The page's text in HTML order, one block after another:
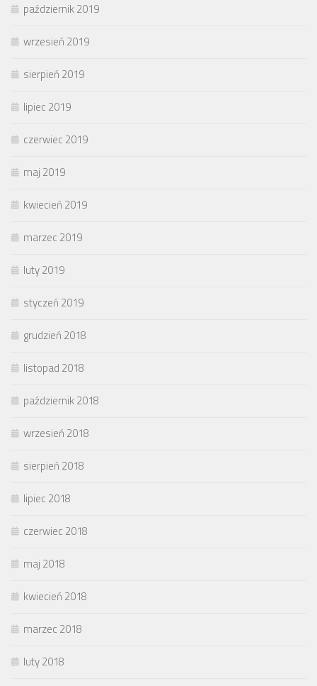
październik 2019
wrzesień 2019
sierpień 2019
lipiec 2019
czerwiec 2019
maj 2019
kwiecień 2019
marzec 2019
luty 2019
styczeń 2019
grudzień 2018
listopad 2018
październik 2018
wrzesień 2018
sierpień 2018
lipiec 2018
czerwiec 2018
maj 2018
kwiecień 2018
marzec 2018
luty 2018